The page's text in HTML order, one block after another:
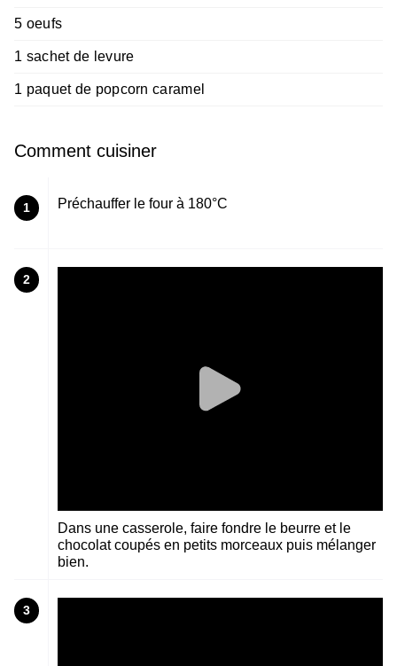
5 oeufs
1 sachet de levure
1 paquet de popcorn caramel
Comment cuisiner
1 Préchauffer le four à 180°C
2
Dans une casserole, faire fondre le beurre et le
chocolat coupés en petits morceaux puis mélanger
bien.
3